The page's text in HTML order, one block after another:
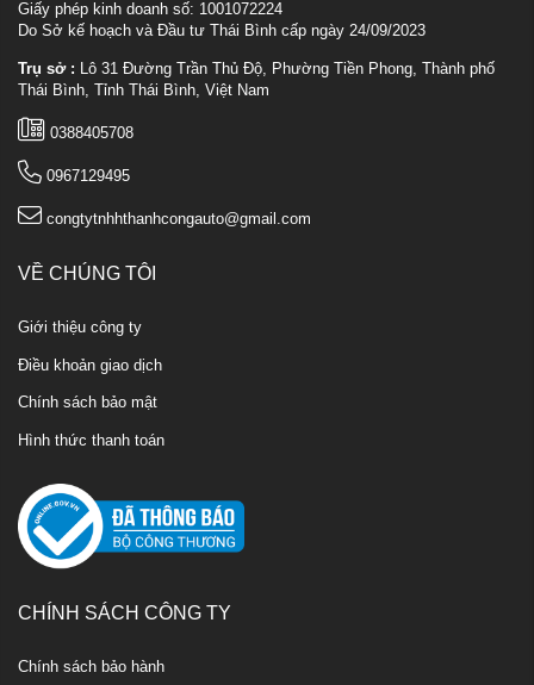
Giấy phép kinh doanh số: 1001072224
Do Sở kế hoạch và Đầu tư Thái Bình cấp ngày 24/09/2023
Trụ sở : Lô 31 Đường Trần Thủ Độ, Phường Tiền Phong, Thành phố
Thái Bình, Tỉnh Thái Bình, Việt Nam
0388405708
0967129495
congtytnhhthanhcongauto@gmail.com
VỀ CHÚNG TÔI
Giới thiệu công ty
Điều khoản giao dịch
Chính sách bảo mật
Hình thức thanh toán
CHÍNH SÁCH CÔNG TY
Chính sách bảo hành